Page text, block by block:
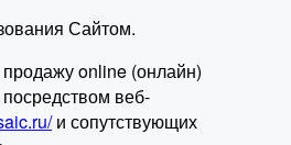
Сайтом.
online (онлайн)
веб-
и сопутствующих